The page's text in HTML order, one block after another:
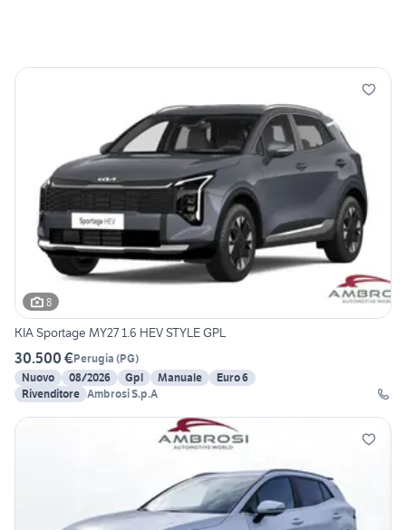
8
KIA Sportage MY27 1.6 HEV STYLE GPL
30.500 €Perugia (PG)
Nuovo
08/2026 Gpl Manuale
Euro 6
Rivenditore Ambrosi S.p.A